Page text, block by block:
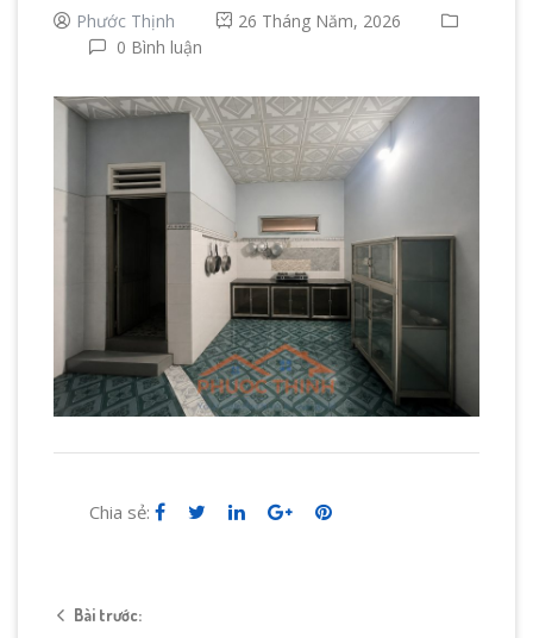
Phước Thịnh
26 Tháng Năm, 2026
0 Bình luận
Chia sẻ:
Bài trước: